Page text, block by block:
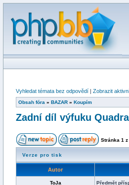
Vyhledat témata bez odpovědí | Zobrazit
Obsah fóra » BAZAR » Koupím
Zadní díl výfuku Quadra
Stránka 1 z
Verze pro tisk
Autor
ToJa Předmět